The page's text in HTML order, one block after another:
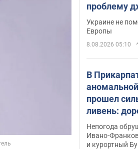
проблему
границей
Украине не
Европы
8.08.2026 05:10
В
прошел
ливень:
Видео
Непогода
Ивано-
и курортный